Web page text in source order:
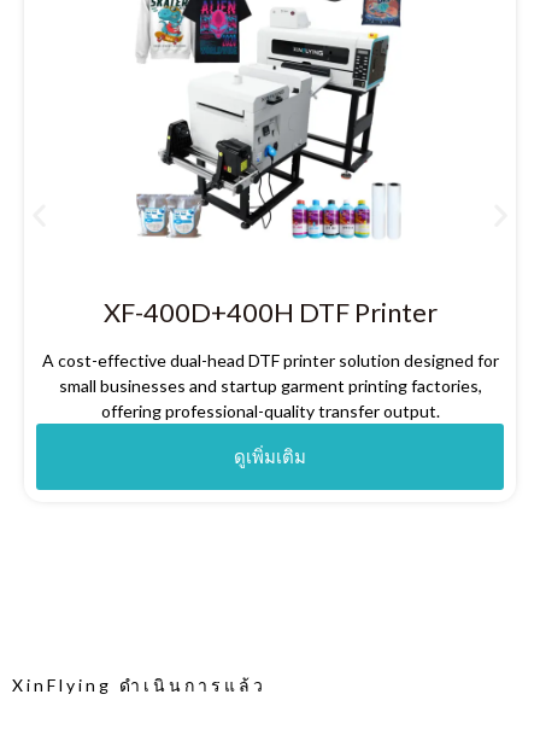
XF-400D+400H DTF Printer
A cost-effective dual-head DTF printer solution designed for
small businesses and startup garment printing factories,
offering professional-quality transfer output.
ดูเพิ่มเติม
XinFlying ดำเนินการแล้ว